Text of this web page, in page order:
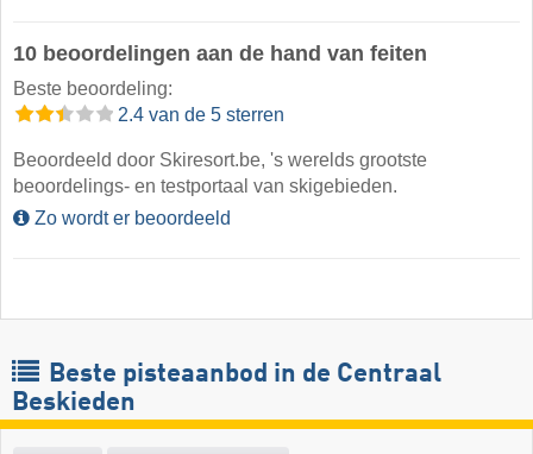
10 beoordelingen aan de hand van feiten
Beste beoordeling:
2.4 van de 5 sterren
Beoordeeld door Skiresort.be, 's werelds grootste
beoordelings- en testportaal van skigebieden.
Zo wordt er beoordeeld
Beste pisteaanbod in de Centraal
Beskieden